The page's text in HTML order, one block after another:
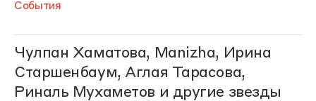
События
Чулпан Хаматова, Manizha, Ирина
Старшенбаум, Аглая Тарасова,
Риналь Мухаметов и другие звезды